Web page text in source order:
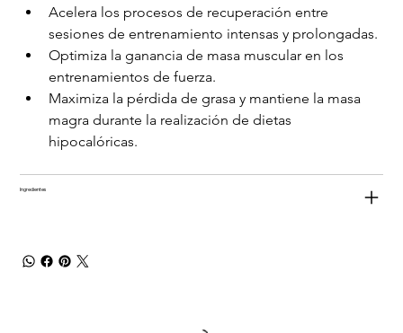
Acelera los procesos de recuperación entre
sesiones de entrenamiento intensas y prolongadas.
Optimiza la ganancia de masa muscular en los
entrenamientos de fuerza.
Maximiza la pérdida de grasa y mantiene la masa
magra durante la realización de dietas
hipocalóricas.
Ingredientes